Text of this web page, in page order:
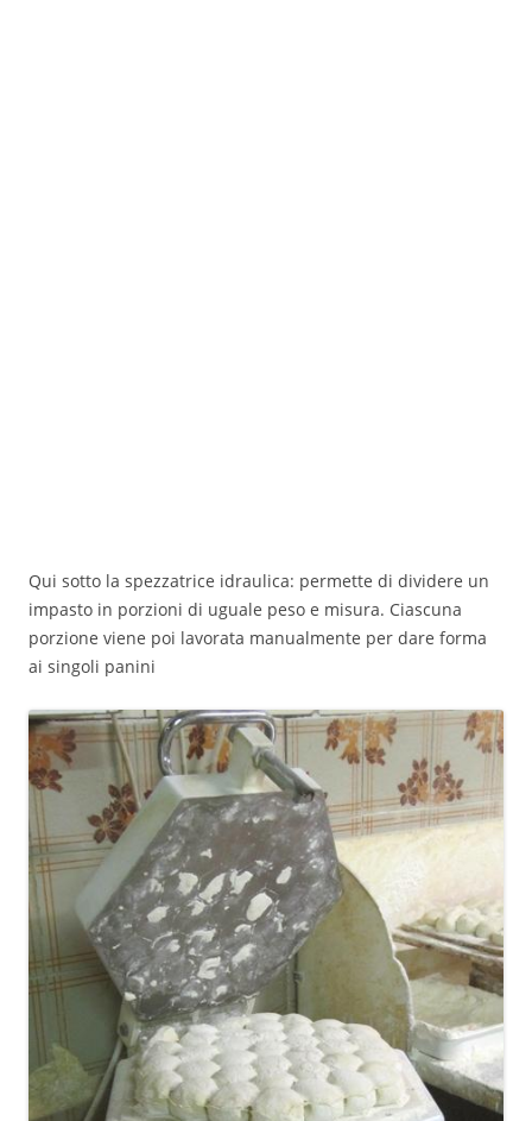
Qui sotto la spezzatrice idraulica: permette di dividere un
impasto in porzioni di uguale peso e misura. Ciascuna
porzione viene poi lavorata manualmente per dare forma
ai singoli panini